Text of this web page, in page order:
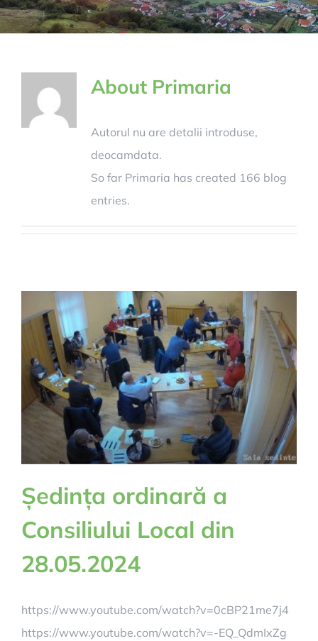
About Primaria
Autorul nu are detalii introduse,
deocamdata.
So far Primaria has created 166 blog
entries.
Ședința ordinară a
Consiliului Local din
28.05.2024
https://www.youtube.com/watch?v=0cBP21me7j4
https://www.youtube.com/watch?v=-EQ_QdmIxZg